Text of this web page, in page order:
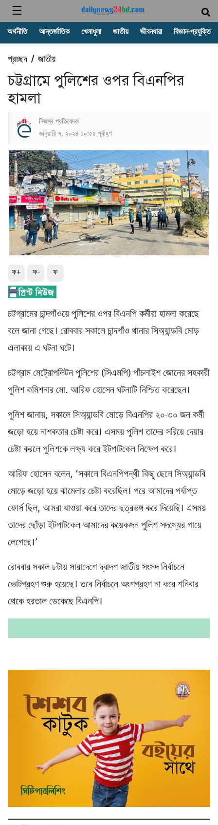
অর্থনীতি আন্তর্জাতিক খেলাধুলা জাতীয় জীবনধারা বিজ্ঞান-প্রযুক্তি
প্রচ্ছদ/ জাতীয়
চট্টগ্রামে পুলিশের ওপর বিএনপির
হামলা
নিজস্ব প্রতিবেদক
জানুয়ারি ৭, ২০২৪ ১০:৫৫ পূর্বাহ্ণ
ফ+ ফ- ফ
চট্টগ্রামের চান্দগাঁওয়ে পুলিশের ওপর বিএনপি কর্মীরা হামলা করেছে
বলে জানা গেছে। রোববার সকালে চান্দগাঁও থানার সিঅ্যান্ডবি মোড়
এলাকায় এ ঘটনা ঘটে।
চট্টগ্রাম মেট্রোপলিটন পুলিশের (সিএমপি) পাঁচলাইশ জোনের সহকারী
পুলিশ কমিশনার মো. আরিফ হোসেন ঘটনাটি নিশ্চিত করেছেন।
পুলিশ জানায়, সকালে সিঅ্যান্ডবি মোড়ে বিএনপির ২০-৩০ জন কর্মী
জড়ো হয়ে নাশকতার চেষ্টা করে। এসময় পুলিশ তাদের সরিয়ে দেয়ার
চেষ্টা করলে পুলিশকে লক্ষ্য করে ইটপাটকেল নিক্ষেপ করে।
আরিফ হোসেন বলেন, ‘সকালে বিএনপিপন্থী কিছু ছেলে সিঅ্যান্ডবি
মোড়ে জড়ো হয়ে ঝামেলার চেষ্টা করেছিল। পরে আমাদের পর্যাপ্ত
ফোর্স ছিল, আমরা ধাওয়া করে তাদের ছত্রভঙ্গ করে দিয়েছি। এসময়
তাদের ছোঁড়া ইটপাটকেল আমাদের কয়েকজন পুলিশ সদস্যের গায়ে
লেগেছে।’
রোববার সকাল ৮টায় সারাদেশে দ্বাদশ জাতীয় সংসদ নির্বাচনে
ভোটগ্রহণ শুরু হয়েছে। তবে নির্বাচনে অংশগ্রহণ না করে শনিবার
থেকে হরতাল ডেকেছে বিএনপি।